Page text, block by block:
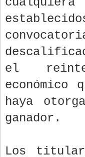
el
económico
haya
ganador.
Los